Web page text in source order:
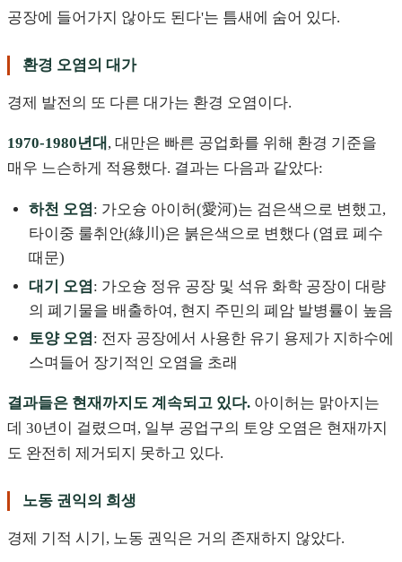
공장에 들어가지 않아도 된다'는 틈새에 숨어 있다.
환경 오염의 대가
경제 발전의 또 다른 대가는 환경 오염이다.
1970-1980년대 , 대만은 빠른 공업화를 위해 환경 기준을
매우 느슨하게 적용했다. 결과는 다음과 같았다:
하천 오염: 가오슝 아이허(愛河)는 검은색으로 변했고,
타이중 룰취안(綠川)은 붉은색으로 변했다 (염료 폐수
때문)
대기 오염: 가오슝 정유 공장 및 석유 화학 공장이 대량
의 폐기물을 배출하여, 현지 주민의 폐암 발병률이 높음
토양 오염: 전자 공장에서 사용한 유기 용제가 지하수에
스며들어 장기적인 오염을 초래
결과들은 현재까지도 계속되고 있다. 아이허는 맑아지는
데 30년이 걸렸으며, 일부 공업구의 토양 오염은 현재까지
도 완전히 제거되지 못하고 있다.
노동 권익의 희생
경제 기적 시기, 노동 권익은 거의 존재하지 않았다.